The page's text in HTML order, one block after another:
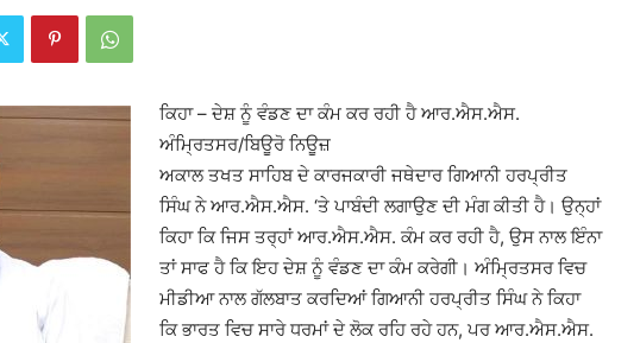
ਕਿਹਾ – ਦੇਸ਼ ਨੂੰ ਵੰਡਣ ਦਾ ਕੰਮ ਕਰ ਰਹੀ ਹੈ ਆਰ.ਐਸ.ਐਸ.
ਅੰਮ੍ਰਿਤਸਰ/ਬਿਊਰੋ ਨਿਊਜ਼
ਅਕਾਲ ਤਖਤ ਸਾਹਿਬ ਦੇ ਕਾਰਜਕਾਰੀ ਜਥੇਦਾਰ ਗਿਆਨੀ ਹਰਪ੍ਰੀਤ
ਸਿੰਘ ਨੇ ਆਰ.ਐਸ.ਐਸ. ‘ਤੇ ਪਾਬੰਦੀ ਲਗਾਉਣ ਦੀ ਮੰਗ ਕੀਤੀ ਹੈ। ਉਨ੍ਹਾਂ
ਕਿਹਾ ਕਿ ਜਿਸ ਤਰ੍ਹਾਂ ਆਰ.ਐਸ.ਐਸ. ਕੰਮ ਕਰ ਰਹੀ ਹੈ, ਉਸ ਨਾਲ ਇੰਨਾ
ਤਾਂ ਸਾਫ ਹੈ ਕਿ ਇਹ ਦੇਸ਼ ਨੂੰ ਵੰਡਣ ਦਾ ਕੰਮ ਕਰੇਗੀ। ਅੰਮ੍ਰਿਤਸਰ ਵਿਚ
ਮੀਡੀਆ ਨਾਲ ਗੱਲਬਾਤ ਕਰਦਿਆਂ ਗਿਆਨੀ ਹਰਪ੍ਰੀਤ ਸਿੰਘ ਨੇ ਕਿਹਾ
ਕਿ ਭਾਰਤ ਵਿਚ ਸਾਰੇ ਧਰਮਾਂ ਦੇ ਲੋਕ ਰਹਿ ਰਹੇ ਹਨ, ਪਰ ਆਰ.ਐਸ.ਐਸ.